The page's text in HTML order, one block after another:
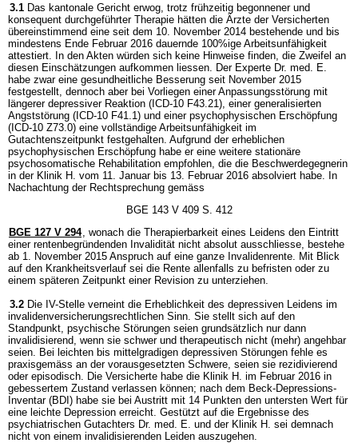
3.1 Das kantonale Gericht erwog, trotz frühzeitig begonnener und
konsequent durchgeführter Therapie hätten die Ärzte der Versicherten
übereinstimmend eine seit dem 10. November 2014 bestehende und bis
mindestens Ende Februar 2016 dauernde 100%ige Arbeitsunfähigkeit
attestiert. In den Akten würden sich keine Hinweise finden, die Zweifel an
diesen Einschätzungen aufkommen liessen. Der Experte Dr. med. E.
habe zwar eine gesundheitliche Besserung seit November 2015
festgestellt, dennoch aber bei Vorliegen einer Anpassungsstörung mit
längerer depressiver Reaktion (ICD-10 F43.21), einer generalisierten
Angststörung (ICD-10 F41.1) und einer psychophysischen Erschöpfung
(ICD-10 Z73.0) eine vollständige Arbeitsunfähigkeit im
Gutachtenszeitpunkt festgehalten. Aufgrund der erheblichen
psychophysischen Erschöpfung habe er eine weitere stationäre
psychosomatische Rehabilitation empfohlen, die die Beschwerdegegnerin
in der Klinik H. vom 11. Januar bis 13. Februar 2016 absolviert habe. In
Nachachtung der Rechtsprechung gemäss
BGE 143 V 409 S. 412
BGE 127 V 294 , wonach die Therapierbarkeit eines Leidens den Eintritt
einer rentenbegründenden Invalidität nicht absolut ausschliesse, bestehe
ab 1. November 2015 Anspruch auf eine ganze Invalidenrente. Mit Blick
auf den Krankheitsverlauf sei die Rente allenfalls zu befristen oder zu
einem späteren Zeitpunkt einer Revision zu unterziehen.
3.2 Die IV-Stelle verneint die Erheblichkeit des depressiven Leidens im
invalidenversicherungsrechtlichen Sinn. Sie stellt sich auf den
Standpunkt, psychische Störungen seien grundsätzlich nur dann
invalidisierend, wenn sie schwer und therapeutisch nicht (mehr) angehbar
seien. Bei leichten bis mittelgradigen depressiven Störungen fehle es
praxisgemäss an der vorausgesetzten Schwere, seien sie rezidivierend
oder episodisch. Die Versicherte habe die Klinik H. im Februar 2016 in
gebessertem Zustand verlassen können; nach dem Beck-Depressions-
Inventar (BDI) habe sie bei Austritt mit 14 Punkten den untersten Wert für
eine leichte Depression erreicht. Gestützt auf die Ergebnisse des
psychiatrischen Gutachters Dr. med. E. und der Klinik H. sei demnach
nicht von einem invalidisierenden Leiden auszugehen.